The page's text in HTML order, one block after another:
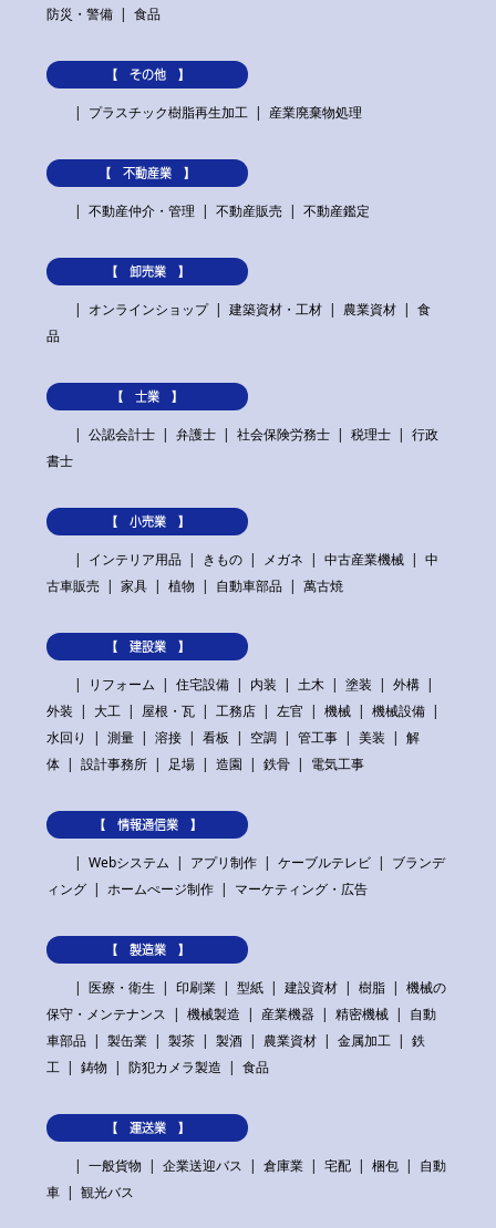
防災・警備 食品
【 その他 】
プラスチック樹脂再生加工
産業廃棄物処理
【 不動産業 】
不動産仲介・管理
不動産販売 不動産鑑定
【 卸売業 】
オンラインショップ
建築資材・工材 農業資材
食
品
【 士業 】
公認会計士
弁護士 社会保険労務士 税理士
行政
書士
【 小売業 】
インテリア用品
きもの メガネ 中古産業機械
中
古車販売
家具 植物 自動車部品 萬古焼
【 建設業 】
リフォーム
住宅設備 内装 土木 塗装
外構
外装
大工 屋根・瓦 工務店 左官 機械
機械設備
水回り
測量 溶接 看板 空調 管工事 美装
解
体
設計事務所 足場 造園 鉄骨 電気工事
【 情報通信業 】
Webシステム
アプリ制作 ケーブルテレビ
ブランデ
ィング
ホームぺージ制作 マーケティング・広告
【 製造業 】
医療・衛生
印刷業 型紙 建設資材 樹脂
機械の
保守・メンテナンス
機械製造 産業機器 精密機械
自動
車部品
製缶業 製茶 製酒 農業資材 金属加工
鉄
工
鋳物 防犯カメラ製造 食品
【 運送業 】
一般貨物
企業送迎バス 倉庫業 宅配 梱包
自動
車
観光バス